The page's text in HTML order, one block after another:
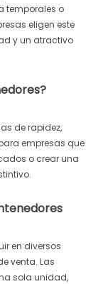
temporales o
eligen este
y un atractivo
de rapidez,
empresas que
o crear una
en diversos
venta. Las
sola unidad,